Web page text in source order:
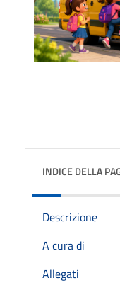
INDICE DELLA
Descrizione
A cura di
Allegati